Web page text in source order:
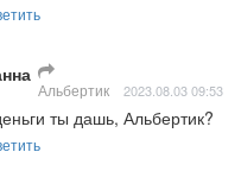
Альбертик 2023.08.03 09:53
ты дашь, Альбертик?